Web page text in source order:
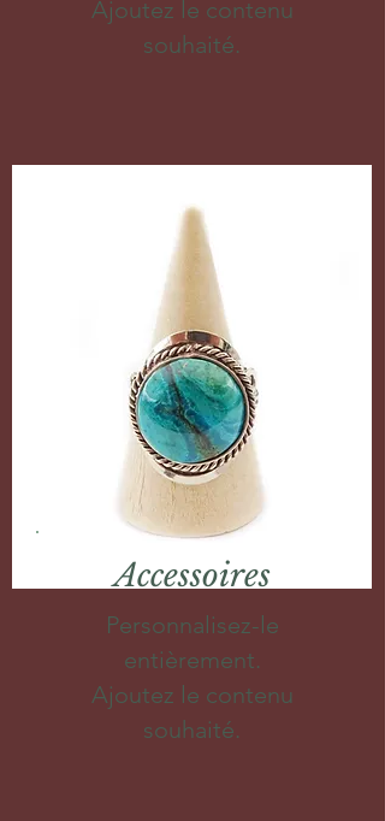
Ajoutez le contenu
souhaité.
Accessoires
Personnalisez-le
entièrement.
Ajoutez le contenu
souhaité.